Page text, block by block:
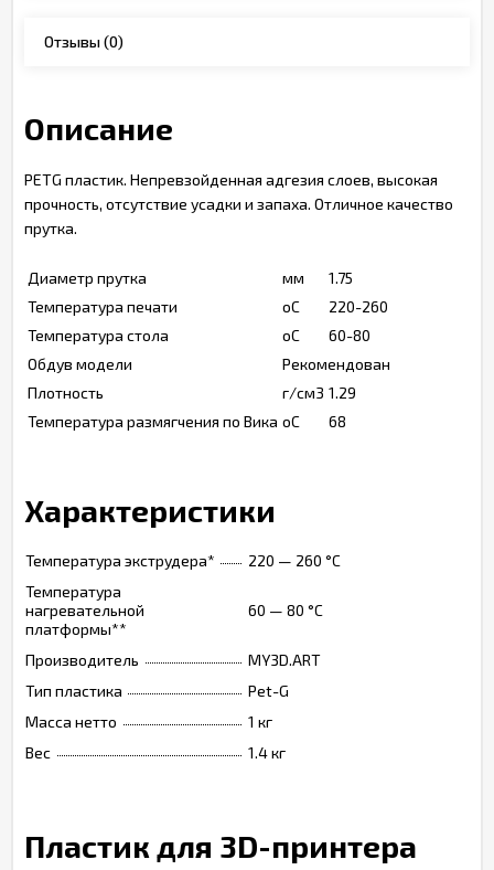
Отзывы(0)
Описание
PETG пластик. Непревзойденная адгезия слоев, высокая
прочность, отсутствие усадки и запаха. Отличное качество
прутка.
Диаметр прутка мм
1.75
Температура печати
оС
220-260
Температура стола
оС
60-80
Обдув модели
Рекомендован
Плотность
г/см3 1.29
Температура размягчения по Вика оС 68
Характеристики
Температура экструдера*
220 — 260 °C
Температура
нагревательной
платформы**
60 — 80 °C
Производитель
MY3D.ART
Тип пластика
Pet-G
Масса нетто
1 кг
Вес
1.4 кг
Пластик для 3D-принтера